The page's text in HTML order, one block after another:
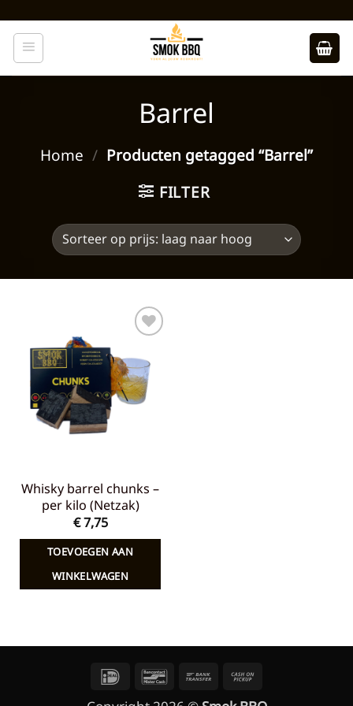
naar
inhoud
Barrel
Home / Producten getagged “Barrel”
FILTER
Toevoegen
aan
verlanglijst
Whisky barrel chunks –
per kilo (Netzak)
€7,75
TOEVOEGEN AAN
WINKELWAGEN
IDeal Bancontact
Bank
Transfer